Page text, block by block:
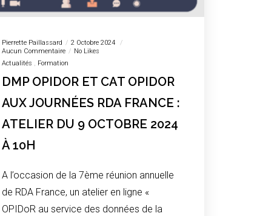
Pierrette Paillassard
2 Octobre 2024
Aucun Commentaire
No Likes
Actualités
Formation
DMP OPIDOR ET CAT OPIDOR
AUX JOURNÉES RDA FRANCE :
ATELIER DU 9 OCTOBRE 2024
À 10H
A l’occasion de la 7ème réunion annuelle
de RDA France, un atelier en ligne «
OPIDoR au service des données de la